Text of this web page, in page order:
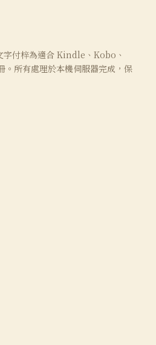
字付梓為適合 Kindle、Kobo、
。所有處理於本機伺服器完成，保